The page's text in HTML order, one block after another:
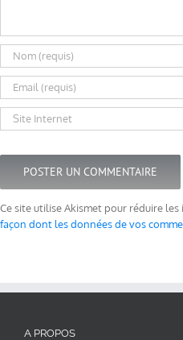
Ce site utilise Akismet pour réduire les
façon dont les données de vos
A PROPOS